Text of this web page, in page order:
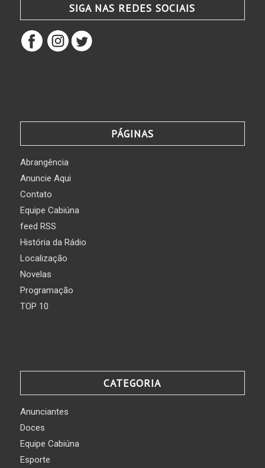
SIGA NAS REDES SOCIAIS
PÁGINAS
Abrangência
Anuncie Aqui
Contato
Equipe Cabiúna
feed RSS
História da Rádio
Localização
Novelas
Programação
TOP 10
CATEGORIA
Anunciantes
Doces
Equipe Cabiúna
Esporte